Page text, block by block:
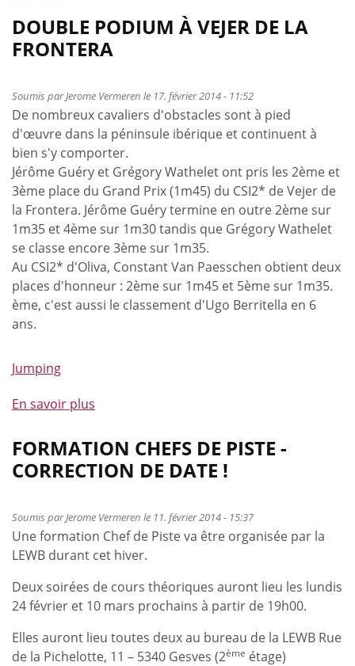
DOUBLE PODIUM À VEJER DE LA
FRONTERA
Soumis parJerome Vermeren le 17. février 2014 - 11:52
De nombreux cavaliers d'obstacles sont à pied
d'œuvre dans la péninsule ibérique et continuent à
bien s'y comporter.
Jérôme Guéry et Grégory Wathelet ont pris les 2ème et
3ème place du Grand Prix (1m45) du CSI2* de Vejer de
la Frontera. Jérôme Guéry termine en outre 2ème sur
1m35 et 4ème sur 1m30 tandis que Grégory Wathelet
se classe encore 3ème sur 1m35.
Au CSI2* d'Oliva, Constant Van Paesschen obtient deux
places d'honneur : 2ème sur 1m45 et 5ème sur 1m35.
ème, c'est aussi le classement d'Ugo Berritella en 6
ans.
Jumping
En savoir plus
de
Double
podium
Vejer
de
la
FORMATION CHEFS DE PISTE -
CORRECTION DE DATE !
Soumis parJerome Vermeren le 11. février 2014 - 15:37
Une formation Chef de Piste va être organisée par la
LEWB durant cet hiver.
Deux soirées de cours théoriques auront lieu les lundis
24 février et 10 mars prochains à partir de 19h00.
Elles auront lieu toutes deux au bureau de la LEWB Rue
de la Pichelotte, 11 – 5340 Gesves (2ème étage)